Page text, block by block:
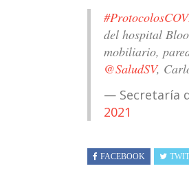
del hospital
mobiliario,
@SaludSV,
— Secretaría
2021
FACEBOOK